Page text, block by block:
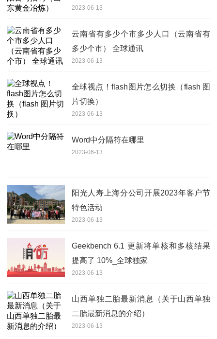
2023-06-13
云南省有多少个市多少人口（云南省有
多少个市） 全球通讯
2023-06-13
全球视点！flash图片怎么切换（flash 图
片切换）
2023-06-13
Word中分隔符在哪里
2023-06-13
阳光人寿上海分公司开展2023年客户节
特色活动
2023-06-13
Geekbench 6.1 更新将单核和多核结果
提高了 10%_全球独家
2023-06-13
山西单独二胎最新消息（关于山西单独
二胎最新消息的介绍）
2023-06-13